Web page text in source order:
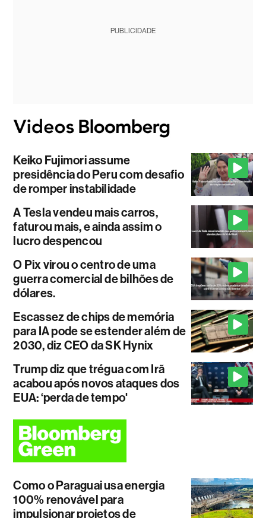
PUBLICIDADE
Keiko Fujimori assume
presidência do Peru com desafio
de romper instabilidade
A Tesla vendeu mais carros,
faturou mais, e ainda assim o
lucro despencou
O Pix virou o centro de uma
guerra comercial de bilhões de
dólares.
Escassez de chips de memória
para IA pode se estender além de
2030, diz CEO da SK Hynix
Trump diz que trégua com Irã
acabou após novos ataques dos
EUA: ‘perda de tempo'
Como o Paraguai usa energia
100% renovável para
impulsionar projetos de